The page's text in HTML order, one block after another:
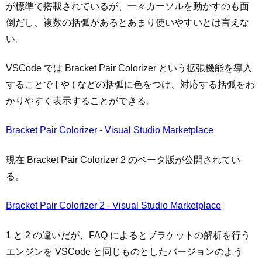
が標準で搭載されているが、一々カーソルを動かすのも面
倒だし、複数の括弧があるとあまり使いやすいとは言えな
い。
VSCode では Bracket Pair Colorizer という拡張機能を導入
することで { や ( などの括弧に色をつけ、対応する括弧をわ
かりやすく表示することができる。
Bracket Pair Colorizer - Visual Studio Marketplace
現在 Bracket Pair Colorizer 2 のベータ版が公開されてい
る。
Bracket Pair Colorizer 2 - Visual Studio Marketplace
1 と 2 の違いだが、FAQ によるとブラケットの解析を行う
エンジンを VSCode と同じものとしたバージョンのよう